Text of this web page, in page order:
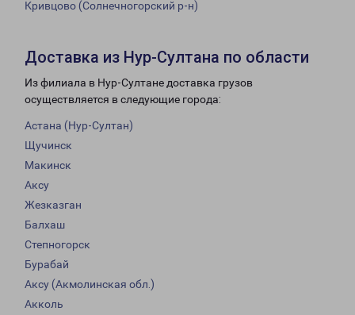
Кривцово (Солнечногорский р-н)
Доставка из Нур-Султана по области
Из филиала в Нур-Султане доставка грузов
осуществляется в следующие города:
Астана (Нур-Султан)
Щучинск
Макинск
Аксу
Жезказган
Балхаш
Степногорск
Бурабай
Аксу (Акмолинская обл.)
Акколь